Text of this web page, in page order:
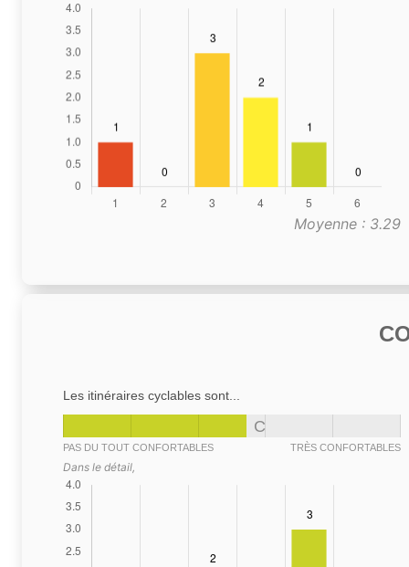
Moyenne : 3.29
Les itinéraires cyclables sont...
C
PAS DU TOUT CONFORTABLES TRÈS CONFORTABLES
Dans le détail,